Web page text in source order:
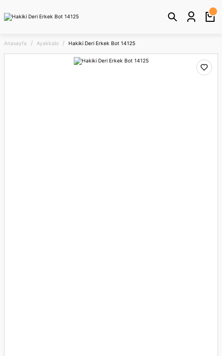
Anasayfa Ayakkabı Hakiki Deri Erkek Bot 14125